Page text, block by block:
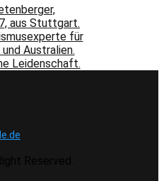
aus Stuttgart.
für
Australien.
Leidenschaft.